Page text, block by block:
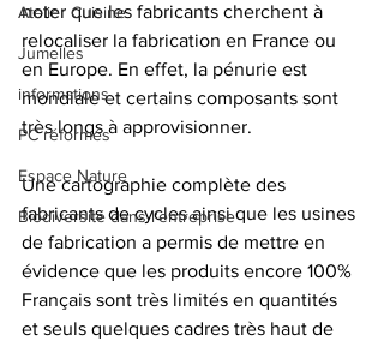
Atelier Cuisine
Jumelles
informations
PC réformés
Espace Nature
Biodiversité dans l'entreprise
noter que les fabricants cherchent à
relocaliser la fabrication en France ou
en Europe. En effet, la pénurie est
mondiale et certains composants sont
très longs à approvisionner.
Une cartographie complète des
fabricants de cycles ainsi que les usines
de fabrication a permis de mettre en
évidence que les produits encore 100%
Français sont très limités en quantités
et seuls quelques cadres très haut de